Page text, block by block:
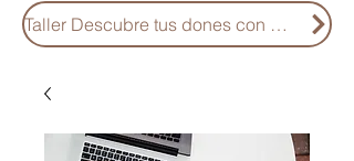
Taller Descubre tus dones con Diseño Humano